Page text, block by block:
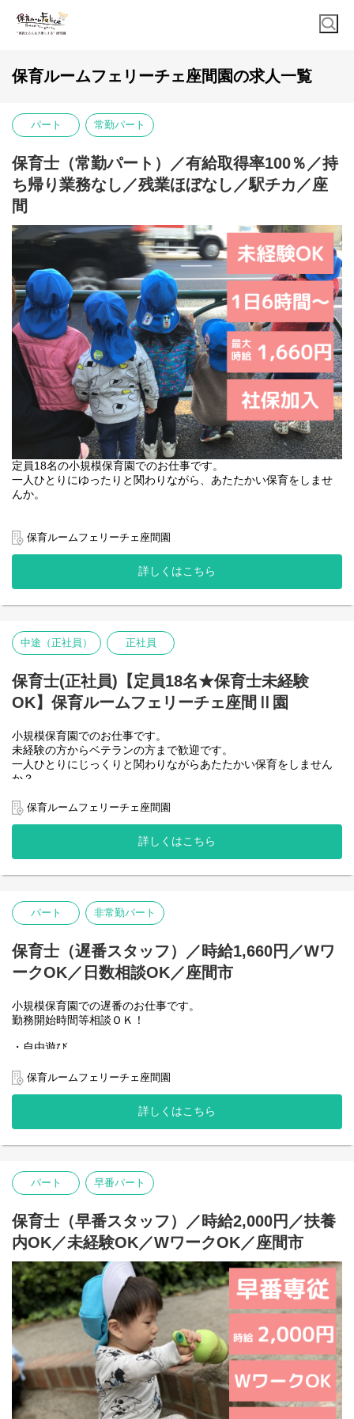
保育ルームフェリーチェ座間園の求人一覧
パート 常勤パート
保育士（常勤パート）／有給取得率100％／持
ち帰り業務なし／残業ほぼなし／駅チカ／座
間
定員18名の小規模保育園でのお仕事です。
一人ひとりにゆったりと関わりながら、あたたかい保育をしませ
んか。
園名 ：保育ルームフェリーチェ座間Ⅱ園
業態 ：企業主導型保育園
保育時間：月～土曜日 7:30～20:30
【主な仕事内容】
・登園…保護者と子どもたちをお迎え
・昼食準備・昼食…食事の準備と介助
・降園…お迎えにきた保護者へのご対応、伝達・相談
保育ルームフェリーチェ座間園
詳しくはこちら
中途（正社員） 正社員
保育士(正社員)【定員18名★保育士未経験
OK】保育ルームフェリーチェ座間Ⅱ園
小規模保育園でのお仕事です。
未経験の方からベテランの方まで歓迎です。
一人ひとりにじっくりと関わりながらあたたかい保育をしません
か？
園名 ：保育ルームフェリーチェ座間Ⅱ園
業態 ：企業主導型保育園
定員 ：18名（0歳-3名 1歳-7名 2歳-8名）
保育時間：月～土曜日 7:30～20:30
【主な仕事内容】
・開園準備…登園前の園内清掃、整備
・登園…保護者と子どもたちをお迎え
・昼食準備・昼食…食事の準備と介助
・お昼寝…ねかしつけ、見守り
・降園…お迎えにきた保護者へのご対応、伝達・相談
保育ルームフェリーチェ座間園
詳しくはこちら
パート 非常勤パート
保育士（遅番スタッフ）／時給1,660円／Wワ
ークOK／日数相談OK／座間市
小規模保育園での遅番のお仕事です。
勤務開始時間等相談ＯＫ！
・自由遊び
・清掃 等
＊未経験ＯＫ
業態 ：小規模認可保育園
定員 ：18名（0歳-3名 1歳-7名 2歳-8名）
【主な仕事内容】
・開園準備…登園前の園内清掃、整備
・昼食準備・昼食…食事の準備と介助
・お昼寝…ねかしつけ、見守り
・降園…お迎えにきた保護者へのご対応、伝達・相談
保育ルームフェリーチェ座間園
詳しくはこちら
パート 早番パート
保育士（早番スタッフ）／時給2,000円／扶養
内OK／未経験OK／WワークOK／座間市